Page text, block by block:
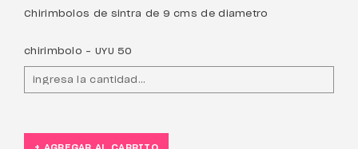
Chirimbolos de sintra de 9 cms de diametro
chirimbolo - UYU 50